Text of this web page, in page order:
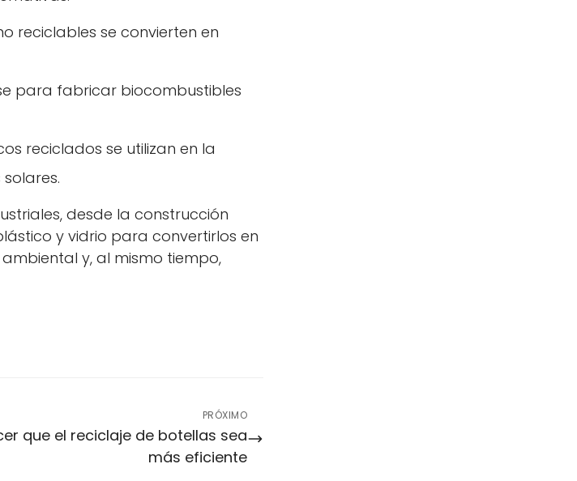
reciclables se convierten en
para fabricar biocombustibles
reciclados se utilizan en la
desde la construcción
y vidrio para convertirlos en
y, al mismo tiempo,
PRÓXIMO
que el reciclaje de botellas sea
más eficiente
Sí, lo soy